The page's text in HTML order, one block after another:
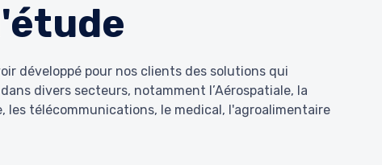
développé pour nos clients des solutions qui
divers secteurs, notamment l’Aérospatiale, la
les télécommunications, le medical, l'agroalimentaire